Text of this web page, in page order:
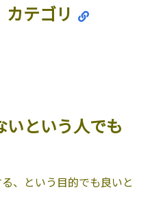
カテゴリ
という人でも
、という目的でも良いと